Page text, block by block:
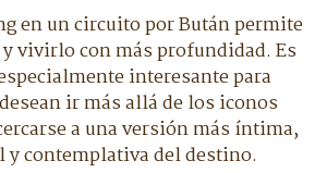
en un circuito por Bután permite
vivirlo con más profundidad. Es
interesante para
ir más allá de los iconos
a una versión más íntima,
contemplativa del destino.